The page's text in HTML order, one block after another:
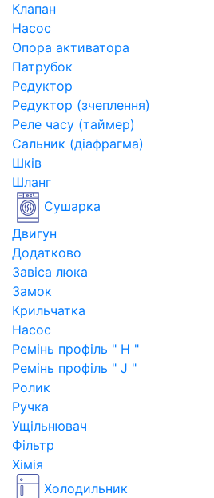
Клапан
Насос
Опора активатора
Патрубок
Редуктор
Редуктор (зчеплення)
Реле часу (таймер)
Сальник (діафрагма)
Шків
Шланг
Сушарка
Двигун
Додатково
Завіса люка
Замок
Крильчатка
Насос
Ремінь профіль " H "
Ремінь профіль " J "
Ролик
Ручка
Ущільнювач
Фільтр
Хімія
Холодильник